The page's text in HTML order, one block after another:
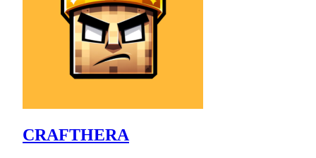
CRAFTHERA